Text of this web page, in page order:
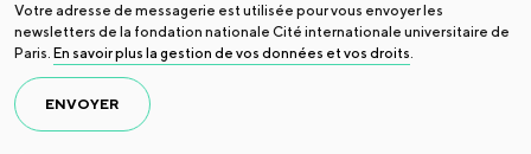
Votre adresse de messagerie est utilisée pour vous envoyer les
newsletters de la fondation nationale Cité internationale universitaire de
Paris. En savoir plus la gestion de vos données et vos droits.
ENVOYER